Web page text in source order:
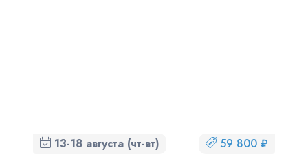
13-18 августа (чт-вт) 59 800 ₽